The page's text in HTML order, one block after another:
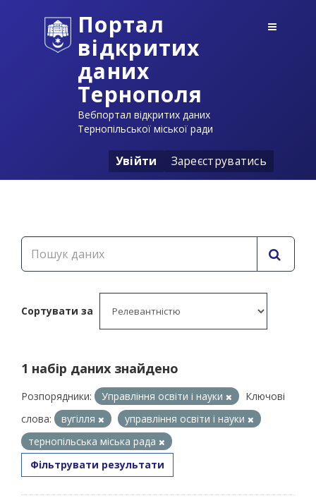
Портал
відкритих
даних
Тернополя
Вебпортал відкритих даних
Тернопільської міської ради
Увійти Зареєструватись
Сортувати за
1 набір даних знайдено
Розпорядники: Управління освіти і науки
Ключові
слова:
вугілля
управління освіти і науки
тернопільська міська рада
Фільтрувати результати